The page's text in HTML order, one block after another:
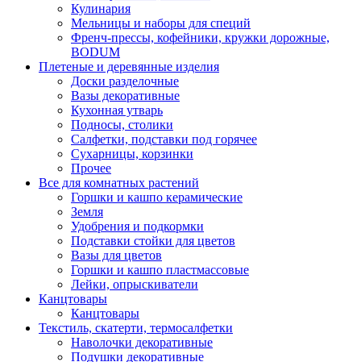
Кулинария
Мельницы и наборы для специй
Френч-прессы, кофейники, кружки дорожные,
BODUM
Плетеные и деревянные изделия
Доски разделочные
Вазы декоративные
Кухонная утварь
Подносы, столики
Салфетки, подставки под горячее
Сухарницы, корзинки
Прочее
Все для комнатных растений
Горшки и кашпо керамические
Земля
Удобрения и подкормки
Подставки стойки для цветов
Вазы для цветов
Горшки и кашпо пластмассовые
Лейки, опрыскиватели
Канцтовары
Канцтовары
Текстиль, скатерти, термосалфетки
Наволочки декоративные
Подушки декоративные